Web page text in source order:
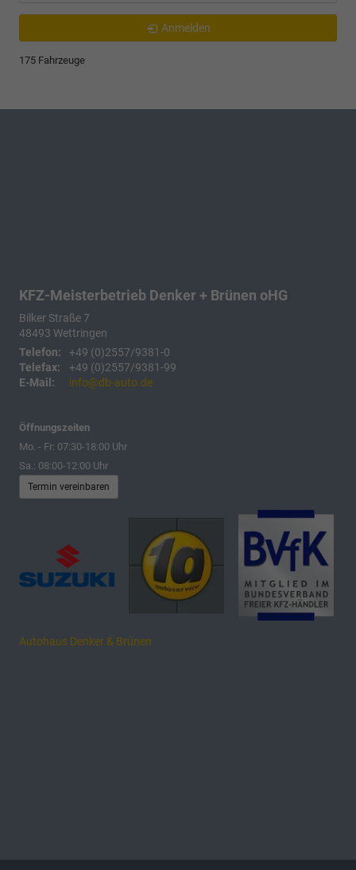
Anmelden
175 Fahrzeuge
KFZ-Meisterbetrieb Denker + Brünen oHG
Bilker Straße 7
48493 Wettringen
Telefon:
+49 (0)2557/9381-0
Telefax:
+49 (0)2557/9381-99
E-Mail:
info@db-auto.de
Öffnungszeiten
Mo. - Fr: 07:30-18:00 Uhr
Sa.: 08:00-12:00 Uhr
Termin vereinbaren
Autohaus Denker & Brünen